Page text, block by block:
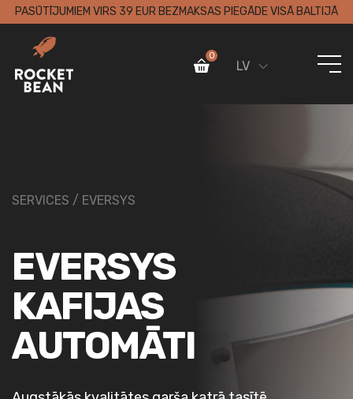
PASŪTĪJUMIEM VIRS 39 EUR BEZMAKSAS PIEGĀDE VISĀ BALTIJĀ
0
LV
SERVICES / EVERSYS
EVERSYS
KAFIJAS
AUTOMĀTI